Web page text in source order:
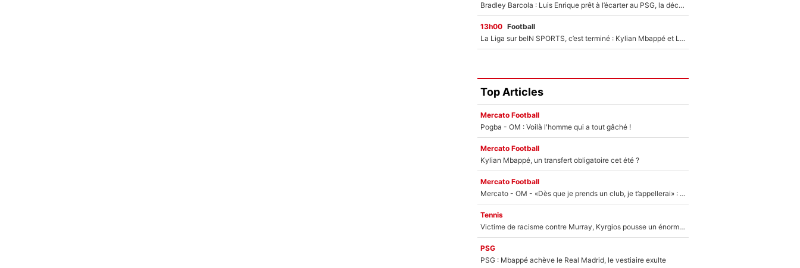
Bradley Barcola : Luis Enrique prêt à l’écarter au PSG, la décision qui va accélérer son transfert à Liverpool ?
13h00 Football
La Liga sur beIN SPORTS, c’est terminé : Kylian Mbappé et Lamine Yamal changent de chaîne, «le moment était venu d'ouvrir un nouveau chapitre»
Top Articles
Mercato Football
Pogba - OM : Voilà l'homme qui a tout gâché !
Mercato Football
Kylian Mbappé, un transfert obligatoire cet été ?
Mercato Football
Mercato - OM - «Dès que je prends un club, je t’appellerai» : La promesse de Marcelino au moment de claquer la porte
Tennis
Victime de racisme contre Murray, Kyrgios pousse un énorme coup de gueule !
PSG
PSG : Mbappé achève le Real Madrid, le vestiaire exulte